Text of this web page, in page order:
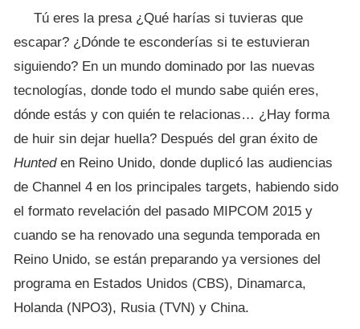
Tú eres la presa ¿Qué harías si tuvieras que
escapar? ¿Dónde te esconderías si te estuvieran
siguiendo? En un mundo dominado por las nuevas
tecnologías, donde todo el mundo sabe quién eres,
dónde estás y con quién te relacionas… ¿Hay forma
de huir sin dejar huella? Después del gran éxito de
Hunted en Reino Unido, donde duplicó las audiencias
de Channel 4 en los principales targets, habiendo sido
el formato revelación del pasado MIPCOM 2015 y
cuando se ha renovado una segunda temporada en
Reino Unido, se están preparando ya versiones del
programa en Estados Unidos (CBS), Dinamarca,
Holanda (NPO3), Rusia (TVN) y China.